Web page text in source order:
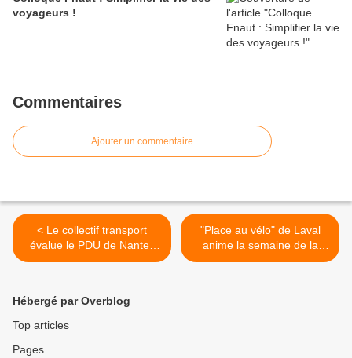
voyageurs !
Commentaires
Ajouter un commentaire
< Le collectif transport
évalue le PDU de Nantes
Métropole (1)
"Place au vélo" de Laval
anime la semaine de la
mobilité ... >
Hébergé par Overblog
Top articles
Pages